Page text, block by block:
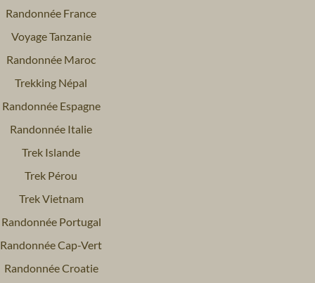
Randonnée France
Voyage Tanzanie
Randonnée Maroc
Trekking Népal
Randonnée Espagne
Randonnée Italie
Trek Islande
Trek Pérou
Trek Vietnam
Randonnée Portugal
Randonnée Cap-Vert
Randonnée Croatie